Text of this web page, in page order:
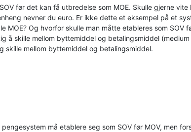
før det kan få utbredelse som MOE. Skulle gjerne
nevner du euro. Er ikke dette et eksempel på et
MOE? Og hvorfor skulle man måtte etableres som SOV
å skille mellom byttemiddel og betalingsmiddel
mellom byttemiddel og betalingsmiddel.
må etablere seg som SOV før MOV, men